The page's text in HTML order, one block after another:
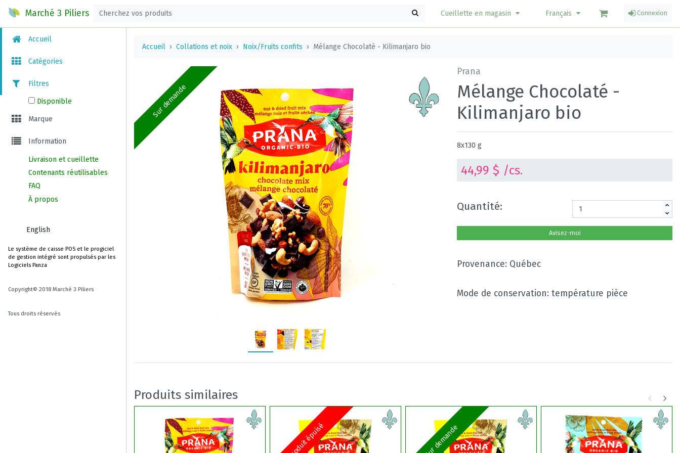
Marché 3 Piliers Cueillette en magasin Français Connexion
Accueil
Catégories
Filtres
Disponible
Marque
Information
Livraison et cueillette
Contenants réutilisables
FAQ
À propos
English
Le système de caisse POS et le progiciel
de gestion intégré sont propulsés par les
Logiciels Panza
Copyright© 2018 Marché 3 Piliers
Tous droits réservés
Accueil Collations et noix Noix/Fruits confits Mélange Chocolaté - Kilimanjaro bio
Sur demande
Prana
Mélange Chocolaté -
Kilimanjaro bio
8x130 g
44,99 $ /cs.
Quantité:
Avisez-moi
Provenance: Québec
Mode de conservation: température pièce
Produits similaires
Produit épuisé Sur demande